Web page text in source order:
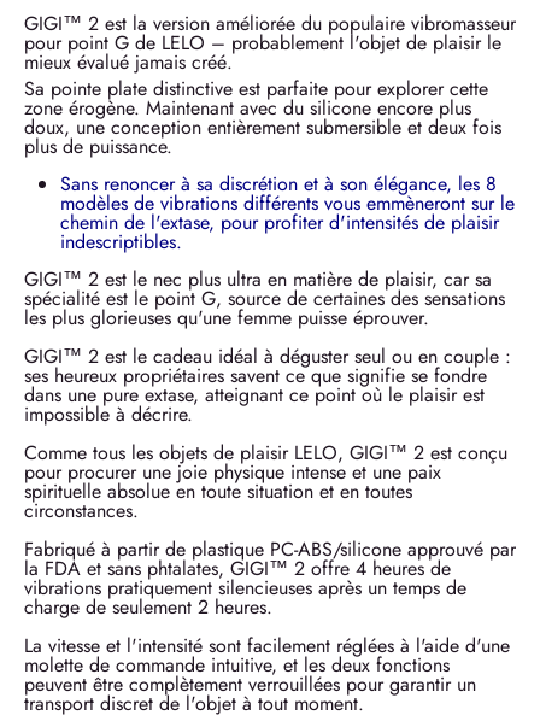
GIGI™ 2 est la version améliorée du populaire vibromasseur
pour point G de LELO – probablement l'objet de plaisir le
mieux évalué jamais créé.
Sa pointe plate distinctive est parfaite pour explorer cette
zone érogène. Maintenant avec du silicone encore plus
doux, une conception entièrement submersible et deux fois
plus de puissance.
Sans renoncer à sa discrétion et à son élégance, les 8
modèles de vibrations différents vous emmèneront sur le
chemin de l'extase, pour profiter d'intensités de plaisir
indescriptibles.
GIGI™ 2 est le nec plus ultra en matière de plaisir, car sa
spécialité est le point G, source de certaines des sensations
les plus glorieuses qu'une femme puisse éprouver.
GIGI™ 2 est le cadeau idéal à déguster seul ou en couple :
ses heureux propriétaires savent ce que signifie se fondre
dans une pure extase, atteignant ce point où le plaisir est
impossible à décrire.
Comme tous les objets de plaisir LELO, GIGI™ 2 est conçu
pour procurer une joie physique intense et une paix
spirituelle absolue en toute situation et en toutes
circonstances.
Fabriqué à partir de plastique PC-ABS/silicone approuvé par
la FDA et sans phtalates, GIGI™ 2 offre 4 heures de
vibrations pratiquement silencieuses après un temps de
charge de seulement 2 heures.
La vitesse et l'intensité sont facilement réglées à l'aide d'une
molette de commande intuitive, et les deux fonctions
peuvent être complètement verrouillées pour garantir un
transport discret de l'objet à tout moment.